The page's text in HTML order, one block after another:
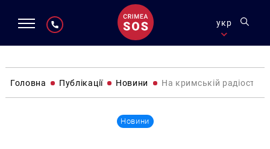
укр
Головна Публікації Новини На кримській
Новини